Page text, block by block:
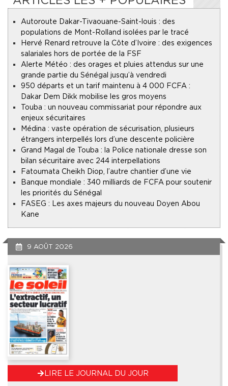
Autoroute Dakar-Tivaouane-Saint-louis : des
populations de Mont-Rolland isolées par le tracé
Hervé Renard retrouve la Côte d’Ivoire : des exigences
salariales hors de portée de la FSF
Alerte Météo : des orages et pluies attendus sur une
grande partie du Sénégal jusqu’à vendredi
950 départs et un tarif maintenu à 4 000 FCFA :
Dakar Dem Dikk mobilise les gros moyens
Touba : un nouveau commissariat pour répondre aux
enjeux sécuritaires
Médina : vaste opération de sécurisation, plusieurs
étrangers interpellés lors d’une descente policière
Grand Magal de Touba : la Police nationale dresse son
bilan sécuritaire avec 244 interpellations
Fatoumata Cheikh Diop, l’autre chantier d’une vie
Banque mondiale : 340 milliards de FCFA pour soutenir
les priorités du Sénégal
FASEG : Les axes majeurs du nouveau Doyen Abou
Kane
9 AOÛT 2026
LIRE LE JOURNAL DU JOUR